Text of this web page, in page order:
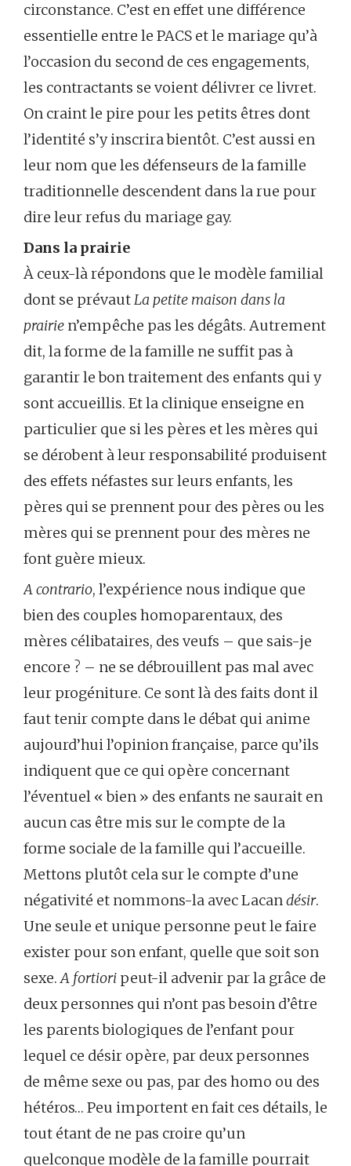
circonstance. C’est en effet une différence
essentielle entre le PACS et le mariage qu’à
l’occasion du second de ces engagements,
les contractants se voient délivrer ce livret.
On craint le pire pour les petits êtres dont
l’identité s’y inscrira bientôt. C’est aussi en
leur nom que les défenseurs de la famille
traditionnelle descendent dans la rue pour
dire leur refus du mariage gay.
Dans la prairie
À ceux-là répondons que le modèle familial
dont se prévautLa petite maison dans la
prairie n’empêche pas les dégâts. Autrement
dit, la forme de la famille ne suffit pas à
garantir le bon traitement des enfants qui y
sont accueillis. Et la clinique enseigne en
particulier que si les pères et les mères qui
se dérobent à leur responsabilité produisent
des effets néfastes sur leurs enfants, les
pères qui se prennent pour des pères ou les
mères qui se prennent pour des mères ne
font guère mieux.
A contrario, l’expérience nous indique que
bien des couples homoparentaux, des
mères célibataires, des veufs – que sais-je
encore ? – ne se débrouillent pas mal avec
leur progéniture. Ce sont là des faits dont il
faut tenir compte dans le débat qui anime
aujourd’hui l’opinion française, parce qu’ils
indiquent que ce qui opère concernant
l’éventuel « bien » des enfants ne saurait en
aucun cas être mis sur le compte de la
forme sociale de la famille qui l’accueille.
Mettons plutôt cela sur le compte d’une
négativité et nommons-la avec Lacandésir.
Une seule et unique personne peut le faire
exister pour son enfant, quelle que soit son
sexe.A fortiori peut-il advenir par la grâce de
deux personnes qui n’ont pas besoin d’être
les parents biologiques de l’enfant pour
lequel ce désir opère, par deux personnes
de même sexe ou pas, par des homo ou des
hétéros… Peu importent en fait ces détails, le
tout étant de ne pas croire qu’un
quelconque modèle de la famille pourrait